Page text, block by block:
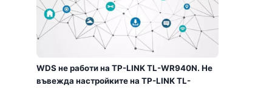
WDS не работи на TP-LINK TL-WR940N. Не
въвежда настройките на TP-LINK TL-